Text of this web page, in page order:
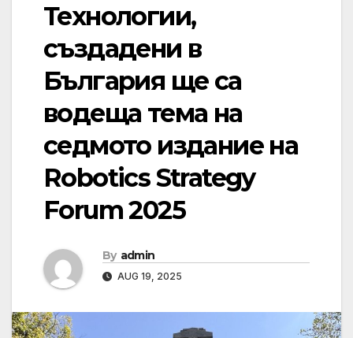
Технологии,
създадени в
България ще са
водеща тема на
седмото издание на
Robotics Strategy
Forum 2025
By admin
AUG 19, 2025